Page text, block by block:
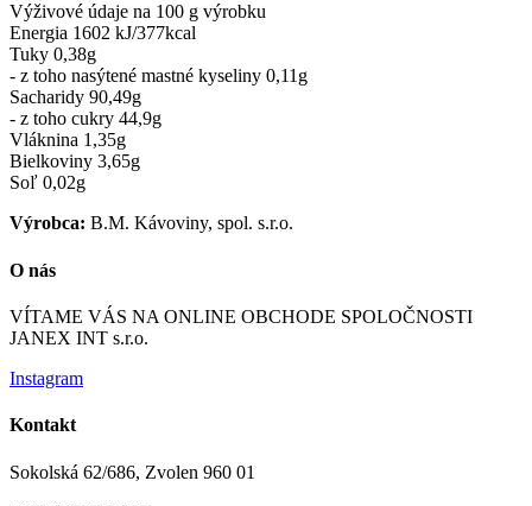
Výživové údaje na 100 g výrobku
Energia 1602 kJ/377kcal
Tuky 0,38g
- z toho nasýtené mastné kyseliny 0,11g
Sacharidy 90,49g
- z toho cukry 44,9g
Vláknina 1,35g
Bielkoviny 3,65g
Soľ 0,02g
Výrobca: B.M. Kávoviny, spol. s.r.o.
O nás
VÍTAME VÁS NA ONLINE OBCHODE SPOLOČNOSTI
JANEX INT s.r.o.
Instagram
Kontakt
Sokolská 62/686, Zvolen 960 01